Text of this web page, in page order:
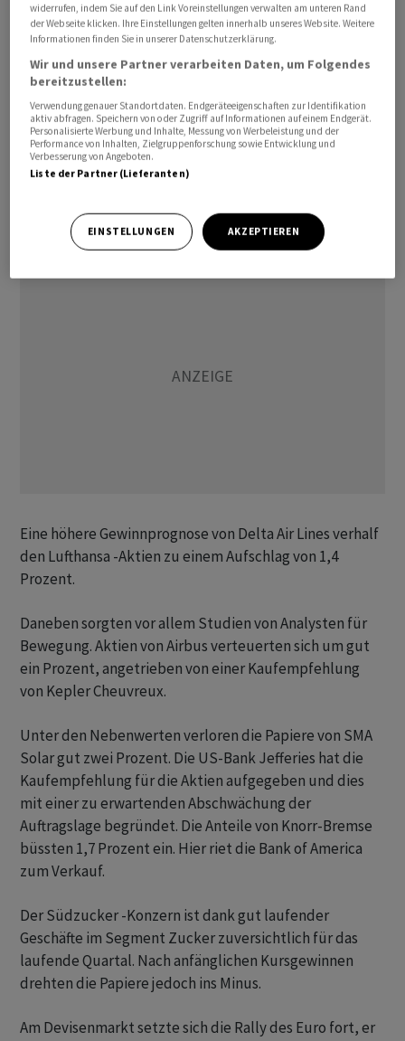
Der MDax der mittelgrossen Titel stieg um 0,6 Prozent
auf 28 117 Punkte. Der Eurozone-Leitindex EuroStoxx 50
präsentierte sich ebenfalls freundlich.
Recht gelassen reagierten Börsianer auf eine
Gewinnwarnung von BASF . Nach anfänglichen Verlusten
drehte der Aktienkurs ins Plus. Nach zuletzt mehreren
Gewinnwarnungen im Chemiesektor seien die
Überraschung mehr", sagte ein Händler.
Eine höhere Gewinnprognose von Delta Air Lines verhalf
den Lufthansa -Aktien zu einem Aufschlag von 1,4
Prozent.
Daneben sorgten vor allem Studien von Analysten für
Bewegung. Aktien von Airbus verteuerten sich um gut
ein Prozent, angetrieben von einer Kaufempfehlung
von Kepler Cheuvreux.
Unter den Nebenwerten verloren die Papiere von SMA
Solar gut zwei Prozent. Die US-Bank Jefferies hat die
Kaufempfehlung für die Aktien aufgegeben und dies
mit einer zu erwartenden Abschwächung der
Auftragslage begründet. Die Anteile von Knorr-Bremse
büssten 1,7 Prozent ein. Hier riet die Bank of America
zum Verkauf.
Der Südzucker -Konzern ist dank gut laufender
Geschäfte im Segment Zucker zuversichtlich für das
laufende Quartal. Nach anfänglichen Kursgewinnen
drehten die Papiere jedoch ins Minus.
Am Devisenmarkt setzte sich die Rally des Euro fort, er
widerrufen, indem Sie auf den Link Voreinstellungen verwalten am unteren Rand
der Webseite klicken. Ihre Einstellungen gelten innerhalb unseres Website. Weitere
Informationen finden Sie in unserer Datenschutzerklärung.
Wir und unsere Partner verarbeiten Daten, um Folgendes
bereitzustellen:
Verwendung genauer Standortdaten. Endgeräteeigenschaften zur Identifikation
aktiv abfragen. Speichern von oder Zugriff auf Informationen auf einem Endgerät.
Personalisierte Werbung und Inhalte, Messung von Werbeleistung und der
Performance von Inhalten, Zielgruppenforschung sowie Entwicklung und
Verbesserung von Angeboten.
Liste der Partner (Lieferanten)
EINSTELLUNGEN AKZEPTIEREN